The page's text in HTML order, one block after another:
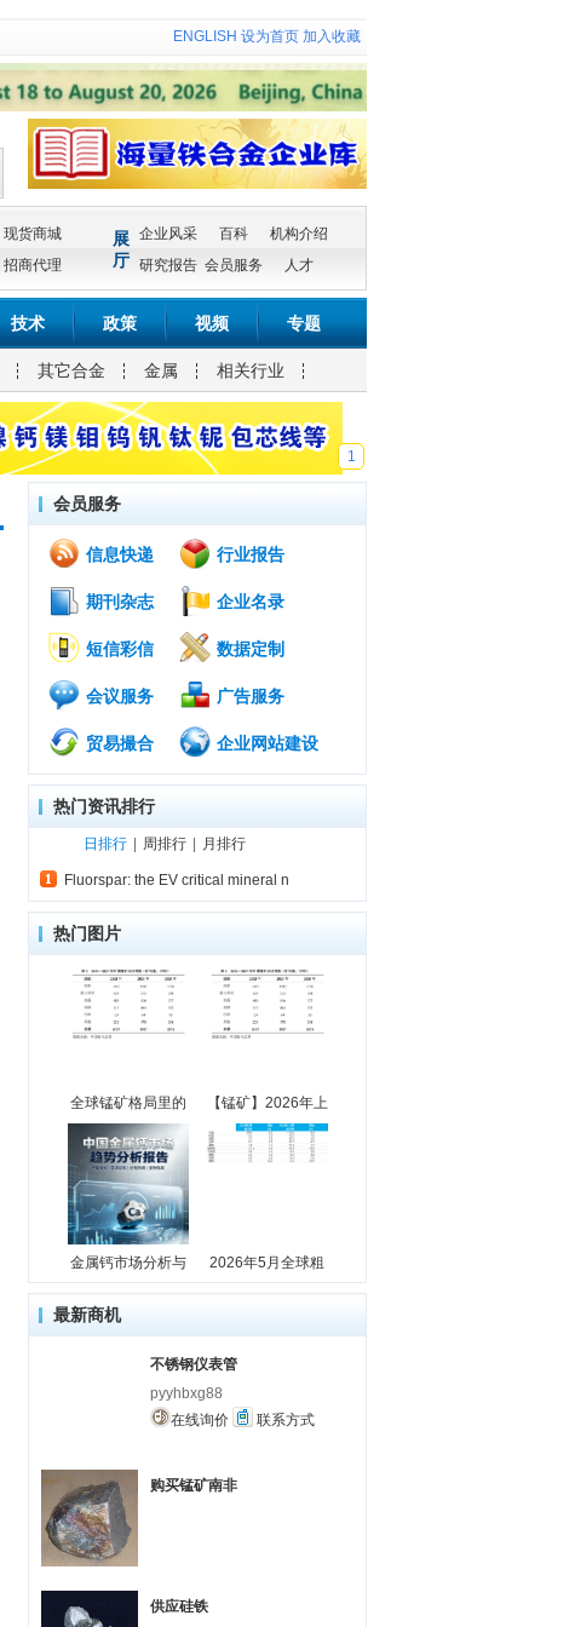
ENGLISH 设为首页 加入收藏
现货商城
招商代理
展
厅
企业风采 百科
机构介绍
研究报告 会员服务 人才
技术 政策 视频 专题
其它合金 金属 相关行业
1
会员服务
信息快递 行业报告
期刊杂志 企业名录
短信彩信 数据定制
会议服务 广告服务
贸易撮合 企业网站建设
热门资讯排行
日排行 周排行 月排行
Fluorspar: the EV critical mineral n
热门图片
全球锰矿格局里的 【锰矿】2026年上
金属钙市场分析与 2026年5月全球粗
最新商机
不锈钢仪表管
pyyhbxg88
在线询价
联系方式
购买锰矿南非
供应硅铁